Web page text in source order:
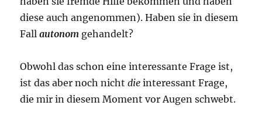
diese auch angenommen). Haben sie in diesem
Fallautonom gehandelt?
Obwohl das schon eine interessante Frage ist,
ist das aber noch nichtdie interessant Frage,
die mir in diesem Moment vor Augen schwebt.